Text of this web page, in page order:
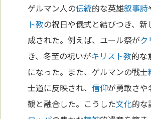
ゲルマン人の伝統的な英雄叙事詩
ト教の祝日や儀式と結びつき、新
成された。例えば、ユール祭がク
き、冬至の祝いがキリスト教的な
になった。また、ゲルマンの戦士
士道に反映され、信仰が勇敢さや
観と融合した。こうした文化的な